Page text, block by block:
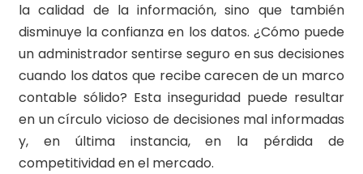
la calidad de la información, sino que también
disminuye la confianza en los datos. ¿Cómo puede
un administrador sentirse seguro en sus decisiones
cuando los datos que recibe carecen de un marco
contable sólido? Esta inseguridad puede resultar
en un círculo vicioso de decisiones mal informadas
y, en última instancia, en la pérdida de
competitividad en el mercado.